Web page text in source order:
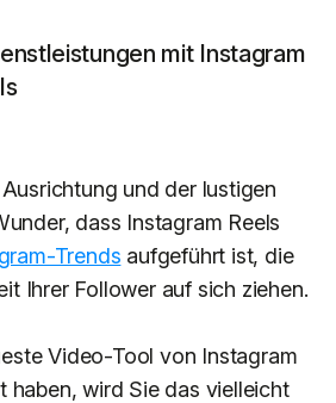
mit Instagram
und der lustigen
dass Instagram Reels
Trends aufgeführt ist, die
Ihrer Follower auf sich ziehen.
Video-Tool von Instagram
haben, wird Sie das vielleicht